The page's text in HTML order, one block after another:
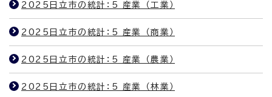
2025日立市の統計：5 産業 （工業）
2025日立市の統計：5 産業 （商業）
2025日立市の統計：5 産業 （農業）
2025日立市の統計：5 産業 （林業）